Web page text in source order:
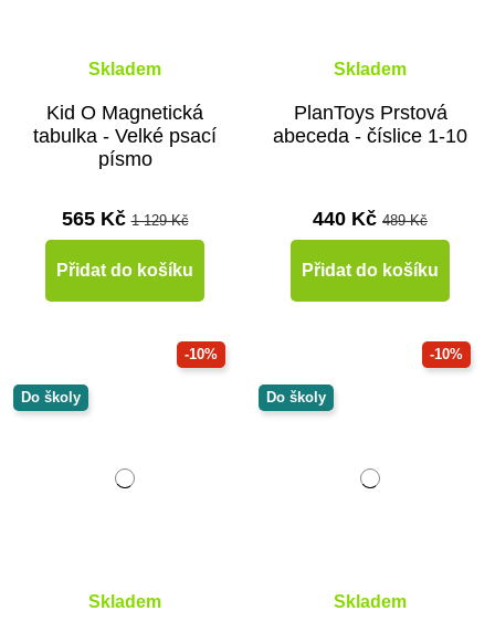
Skladem
Kid O Magnetická
tabulka - Velké psací
písmo
565 Kč1 129 Kč
Přidat do košíku
Skladem
PlanToys Prstová
abeceda - číslice 1-10
440 Kč 489 Kč
Přidat do košíku
-10%
Do školy
Skladem
-10%
Do školy
Skladem